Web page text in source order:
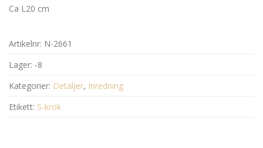
Ca L20 cm
Artikelnr: N-2661
Lager: -8
Kategorier: Detaljer, Inredning
Etikett: S-krok